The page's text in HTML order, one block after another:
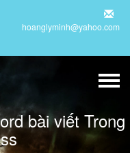
hoanglyminh@yahoo.com
bài viết Trong